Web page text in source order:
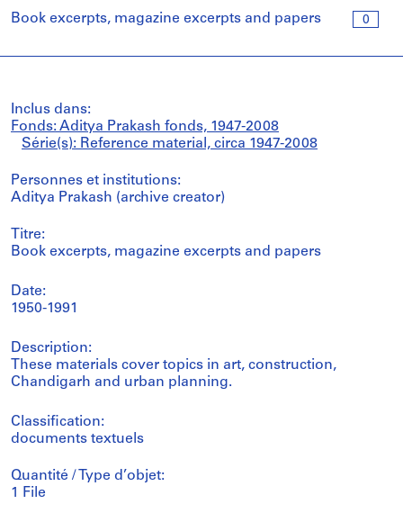
0
Book excerpts, magazine excerpts and papers
Inclus dans:
Fonds: Aditya Prakash fonds, 1947-2008
Série(s): Reference material, circa 1947-2008
Personnes et institutions:
Aditya Prakash (archive creator)
Titre:
Book excerpts, magazine excerpts and papers
Date:
1950-1991
Description:
These materials cover topics in art, construction,
Chandigarh and urban planning.
Classification:
documents textuels
Quantité / Type d’objet:
1 File